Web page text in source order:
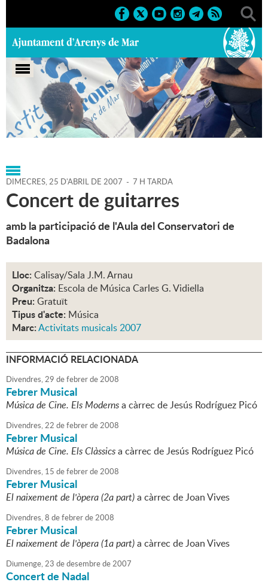
Portada > Agenda > 25-04-
2007 > Marcs > Culturals > 2007 > Activitats musicals 2007
DIMECRES,25 D'ABRIL DE 2007 - 7 H TARDA
Concert de guitarres
amb la participació de l'Aula del Conservatori de
Badalona
Lloc: Calisay/Sala J.M. Arnau
Organitza: Escola de Música Carles G. Vidiella
Preu: Gratuït
Tipus d'acte: Música
Marc:Activitats musicals 2007
INFORMACIÓ RELACIONADA
Divendres,29 defebrerde2008
Febrer Musical
Música de Cine. Els Modernsa càrrec de Jesús Rodríguez Picó
Divendres,22 defebrerde2008
Febrer Musical
Música de Cine. Els Clàssicsa càrrec de Jesús Rodríguez Picó
Divendres, 15 defebrerde2008
Febrer Musical
El naixement de l'òpera (2a part)a càrrec de Joan Vives
Divendres,8 defebrerde2008
Febrer Musical
El naixement de l'òpera (1a part)a càrrec de Joan Vives
Diumenge,23 dedesembrede2007
Concert de Nadal